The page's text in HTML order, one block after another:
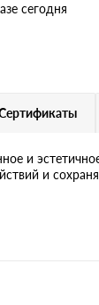
сегодня
и
и